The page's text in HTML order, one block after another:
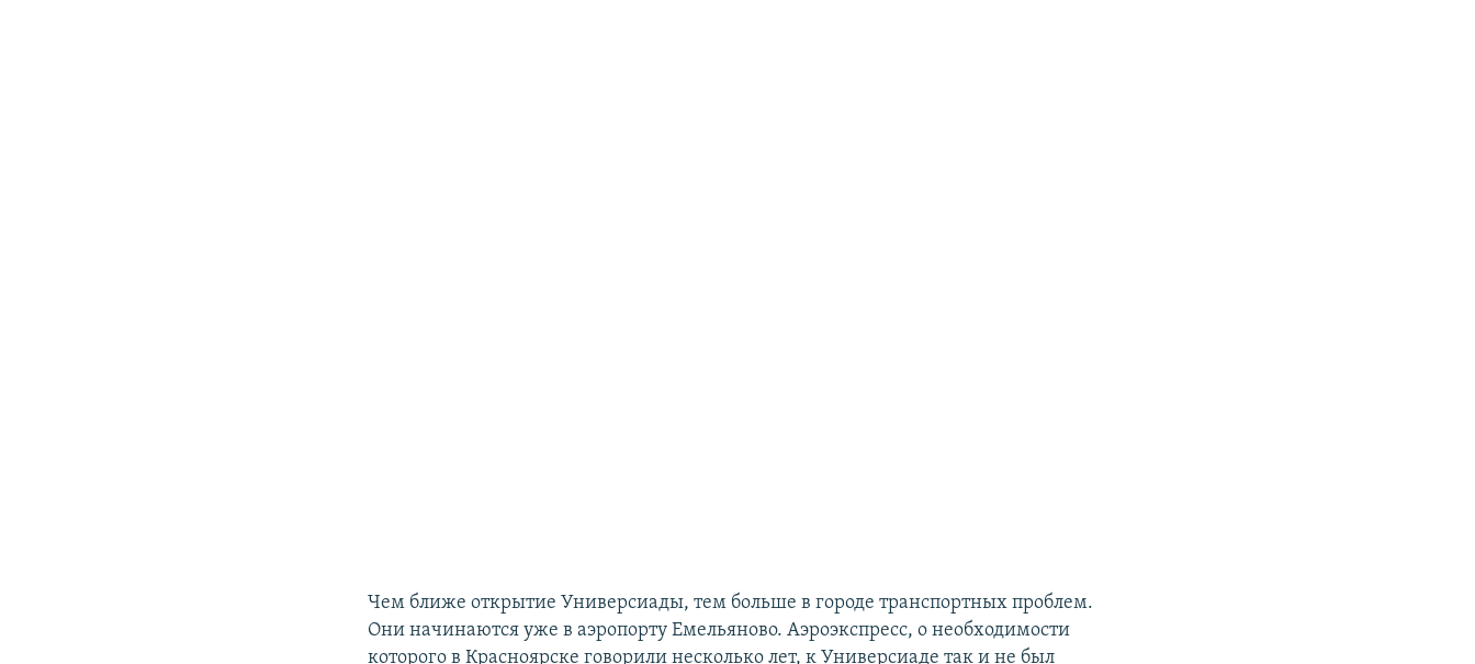
Чем ближе открытие Универсиады, тем больше в городе транспортных проблем.
Они начинаются уже в аэропорту Емельяново. Аэроэкспресс, о необходимости
которого в Красноярске говорили несколько лет, к Универсиаде так и не был